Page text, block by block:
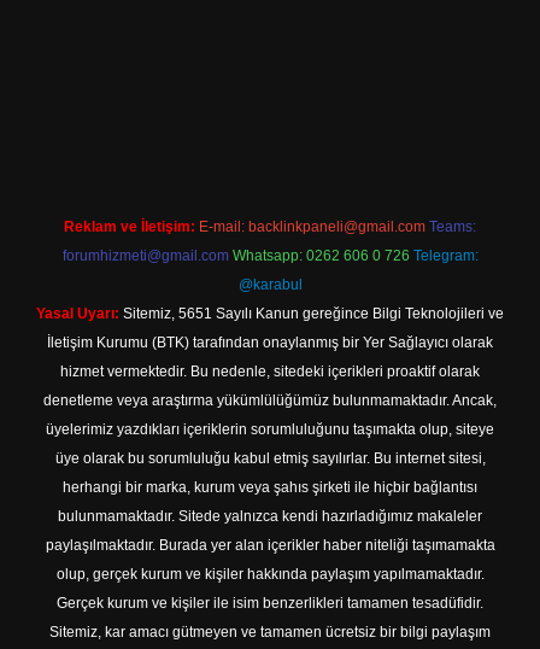
Reklam ve İletişim: E-mail: backlinkpaneli@gmail.com Teams:
forumhizmeti@gmail.com Whatsapp: 0262 606 0 726 Telegram:
@karabul
Yasal Uyarı: Sitemiz, 5651 Sayılı Kanun gereğince Bilgi Teknolojileri ve
İletişim Kurumu (BTK) tarafından onaylanmış bir Yer Sağlayıcı olarak
hizmet vermektedir. Bu nedenle, sitedeki içerikleri proaktif olarak
denetleme veya araştırma yükümlülüğümüz bulunmamaktadır. Ancak,
üyelerimiz yazdıkları içeriklerin sorumluluğunu taşımakta olup, siteye
üye olarak bu sorumluluğu kabul etmiş sayılırlar. Bu internet sitesi,
herhangi bir marka, kurum veya şahıs şirketi ile hiçbir bağlantısı
bulunmamaktadır. Sitede yalnızca kendi hazırladığımız makaleler
paylaşılmaktadır. Burada yer alan içerikler haber niteliği taşımamakta
olup, gerçek kurum ve kişiler hakkında paylaşım yapılmamaktadır.
Gerçek kurum ve kişiler ile isim benzerlikleri tamamen tesadüfidir.
Sitemiz, kar amacı gütmeyen ve tamamen ücretsiz bir bilgi paylaşım